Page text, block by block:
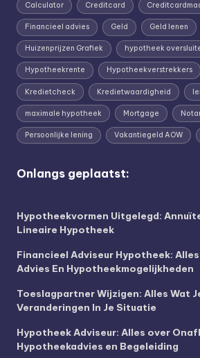
Calculator Creditcard
Financieel advies Geld Geld lenen
Huizenprijzen Grafiek hypotheek
Hypotheekrente Hypotheekverstrekkers
Kredietcheck Kredietwaardigheid
maximale hypotheek Mortgage
Persoonlijke lening Vakantiegeld AOW
Onlangs geplaatst:
Hypotheekvormen Uitgelegd:
Lineaire Hypotheek
Financieel Adviseur Hypotheek:
Advies En Hypotheekmogelijkheden
Toeslagpartner Wijzigen: Alles Wat
Veranderingen In Je Situatie
Hypotheek Adviseur: Alles over
Hypotheekadvies en Begeleiding